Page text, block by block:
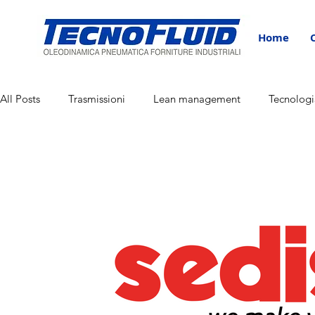
Home
All Posts Trasmissioni Lean management